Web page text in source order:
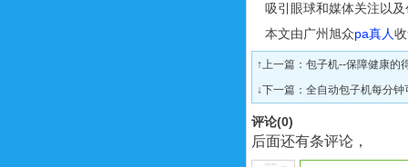
吸引眼球和媒体关注以
本文由广州旭众pa真人
↑上一篇： 包子机--保障健康的
↓下一篇： 全自动包子机每分
评论(0)
后面还有条评论，